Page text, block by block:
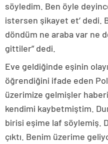
söyledim. Ben öyle
istersen şikayet et’ dedi.
döndüm ne araba var ne
gittiler” dedi.
Eve geldiğinde eşinin
öğrendiğini ifade eden
üzerimize gelmişler
kendimi kaybetmiştim.
birisi eşime laf söylemiş.
çıktı. Benim üzerime